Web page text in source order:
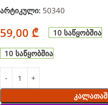
არტიკული: 50340
59,00 ₾ 10 საწყობშია
10 საწყობშია